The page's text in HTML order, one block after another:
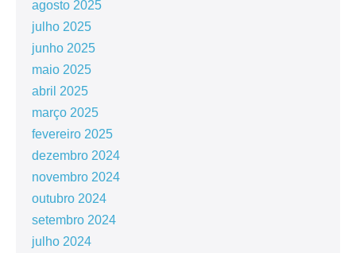
agosto 2025
julho 2025
junho 2025
maio 2025
abril 2025
março 2025
fevereiro 2025
dezembro 2024
novembro 2024
outubro 2024
setembro 2024
julho 2024